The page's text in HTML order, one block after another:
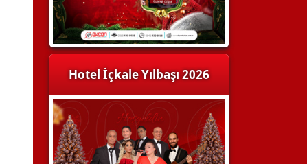
Hotel İçkale Yılbaşı 2026